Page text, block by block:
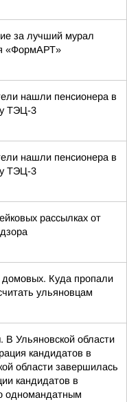
за лучший мурал
«ФормАРТ»
нашли пенсионера в
ТЭЦ-3
нашли пенсионера в
ТЭЦ-3
рассылках от
Куда пропали
ульяновцам
В Ульяновской области
кандидатов в
области завершилась
кандидатов в
одномандатным